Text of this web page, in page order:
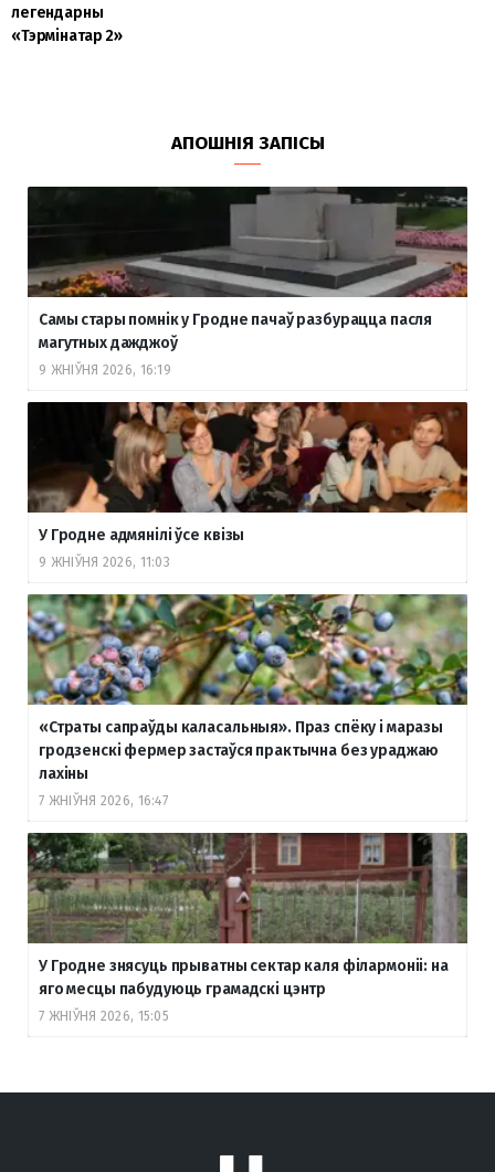
легендарны
«Тэрмінатар 2»
АПОШНІЯ ЗАПІСЫ
Самы стары помнік у Гродне пачаў разбурацца пасля
магутных дажджоў
9 ЖНІЎНЯ 2026, 16:19
У Гродне адмянілі ўсе квізы
9 ЖНІЎНЯ 2026, 11:03
«Страты сапраўды каласальныя». Праз спёку і маразы
гродзенскі фермер застаўся практычна без ураджаю
лахіны
7 ЖНІЎНЯ 2026, 16:47
У Гродне знясуць прыватны сектар каля філармоніі: на
яго месцы пабудуюць грамадскі цэнтр
7 ЖНІЎНЯ 2026, 15:05